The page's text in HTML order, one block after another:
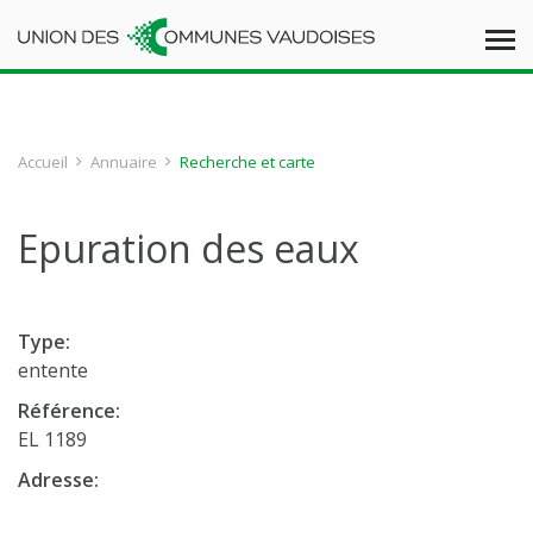
Accueil Annuaire Recherche et carte
Epuration des eaux
Type:
entente
Référence:
EL 1189
Adresse: